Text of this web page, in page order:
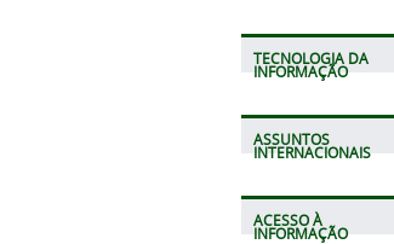
TECNOLOGIA DA
INFORMAÇÃO
ASSUNTOS
INTERNACIONAIS
ACESSO À
INFORMAÇÃO